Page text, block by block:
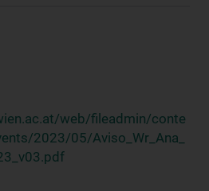
web/fileadmin/conte
2023/05/Aviso_Wr_Ana_